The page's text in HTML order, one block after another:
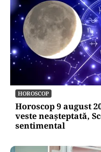
HOROSCOP
Horoscop 9 august
veste neașteptată,
sentimental